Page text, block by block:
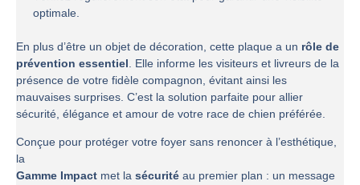
optimale.
En plus d’être un objet de décoration, cette plaque a un rôle de
prévention essentiel. Elle informe les visiteurs et livreurs de la
présence de votre fidèle compagnon, évitant ainsi les
mauvaises surprises. C’est la solution parfaite pour allier
sécurité, élégance et amour de votre race de chien préférée.
Conçue pour protéger votre foyer sans renoncer à l’esthétique,
la
Gamme Impact met la sécurité au premier plan : un message